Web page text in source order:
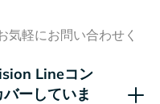
気軽にお問い合わせく
コン
ーしていま